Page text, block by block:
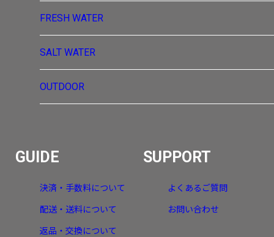
FRESH WATER
SALT WATER
OUTDOOR
GUIDE
決済・手数料について
配送・送料について
返品・交換について
SUPPORT
よくあるご質問
お問い合わせ